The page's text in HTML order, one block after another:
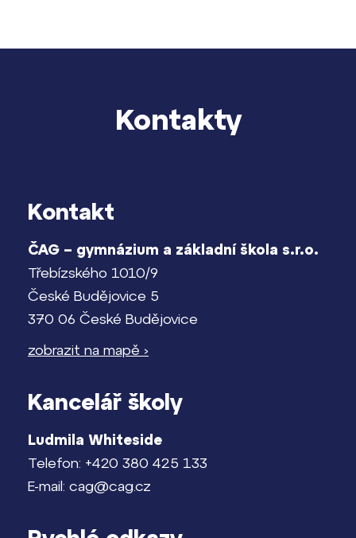
Kontakty
Kontakt
ČAG – gymnázium a základní škola s.r.o.
Třebízského 1010/9
České Budějovice 5
370 06 České Budějovice
zobrazit na mapě ›
Kancelář školy
Ludmila Whiteside
Telefon: +420 380 425 133
E-mail: cag@cag.cz